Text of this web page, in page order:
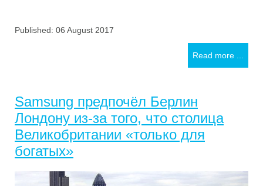
Published: 06 August 2017
Read more ...
Samsung предпочёл Берлин
Лондону из-за того, что столица
Великобритании «только для
богатых»